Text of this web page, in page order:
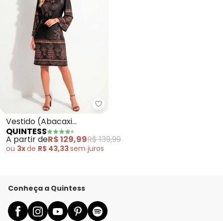
Quintess - Vestido (Abacaxi
Vestido (Abacaxi
Tropical) em Malha Fria
QUINTESS
A partir deR$ 129,99R$ 139,99
ou 3xde R$ 43,33sem juros
Conheça a Quintess